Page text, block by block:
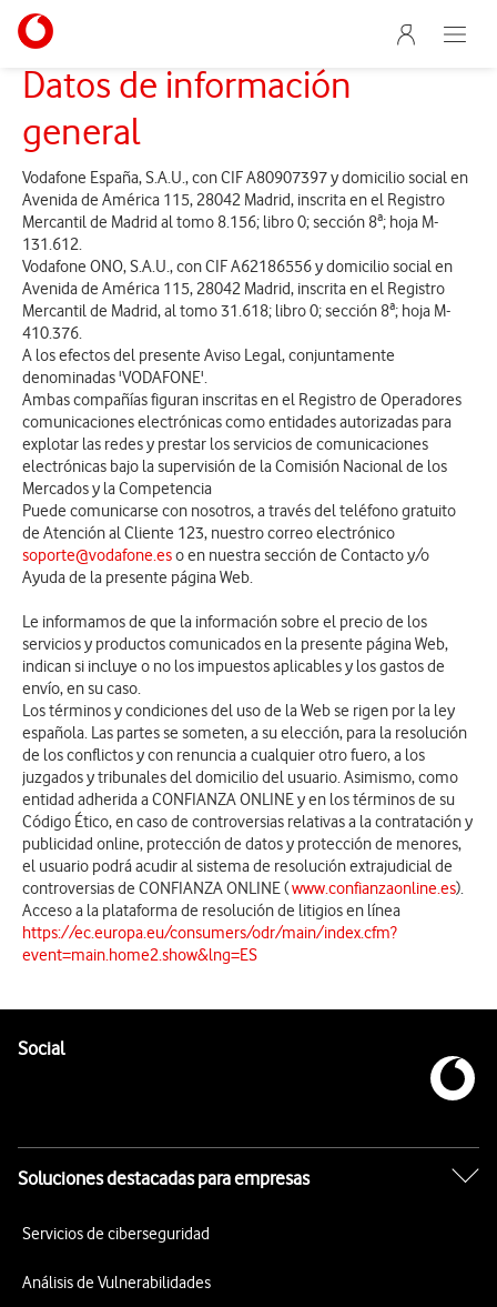
Ir a la pagina principal de vodafone.es
Abre
Datos de información
general
Vodafone España, S.A.U., con CIF A80907397 y domicilio social en
Avenida de América 115, 28042 Madrid, inscrita en el Registro
Mercantil de Madrid al tomo 8.156; libro 0; sección 8ª; hoja M-
131.612.
Vodafone ONO, S.A.U., con CIF A62186556 y domicilio social en
Avenida de América 115, 28042 Madrid, inscrita en el Registro
Mercantil de Madrid, al tomo 31.618; libro 0; sección 8ª; hoja M-
410.376.
A los efectos del presente Aviso Legal, conjuntamente
denominadas 'VODAFONE'.
Ambas compañías figuran inscritas en el Registro de Operadores
comunicaciones electrónicas como entidades autorizadas para
explotar las redes y prestar los servicios de comunicaciones
electrónicas bajo la supervisión de la Comisión Nacional de los
Mercados y la Competencia
Puede comunicarse con nosotros, a través del teléfono gratuito
de Atención al Cliente 123, nuestro correo electrónico
soporte@vodafone.eso en nuestra sección de Contacto y/o
Ayuda de la presente página Web.
Le informamos de que la información sobre el precio de los
servicios y productos comunicados en la presente página Web,
indican si incluye o no los impuestos aplicables y los gastos de
envío, en su caso.
Los términos y condiciones del uso de la Web se rigen por la ley
española. Las partes se someten, a su elección, para la resolución
de los conflictos y con renuncia a cualquier otro fuero, a los
juzgados y tribunales del domicilio del usuario. Asimismo, como
entidad adherida a CONFIANZA ONLINE y en los términos de su
Código Ético, en caso de controversias relativas a la contratación y
publicidad online, protección de datos y protección de menores,
el usuario podrá acudir al sistema de resolución extrajudicial de
controversias de CONFIANZA ONLINE (www.confianzaonline.es).
Acceso a la plataforma de resolución de litigios en línea
https://ec.europa.eu/consumers/odr/main/index.cfm?
event=main.home2.show&lng=ES
SocialEnlaces a las redes sociales de Vodafone
Soluciones destacadas para empresas
Servicios de ciberseguridad
Análisis de Vulnerabilidades